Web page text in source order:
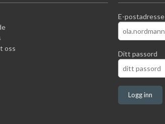
oss
E-postadresse
Ditt passord